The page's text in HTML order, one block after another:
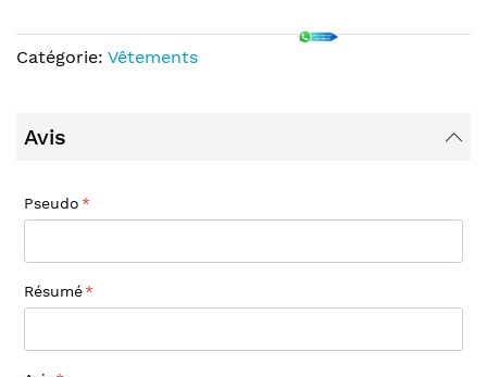
Catégorie: Vêtements
Avis
Pseudo
Résumé